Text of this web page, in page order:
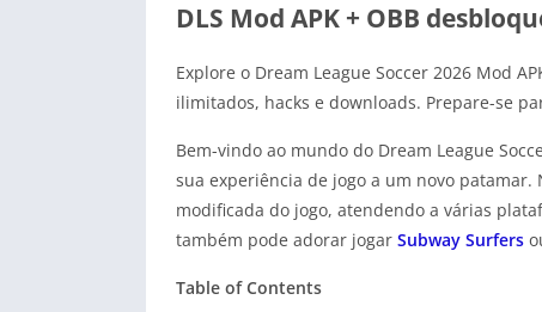
DLS Mod APK + OBB
Explore o Dream League Soccer 2026 Mod
ilimitados, hacks e downloads. Prepare-se
Bem-vindo ao mundo do Dream League
sua experiência de jogo a um novo
modificada do jogo, atendendo a várias
também pode adorar jogar Subway Surfers
Table of Contents